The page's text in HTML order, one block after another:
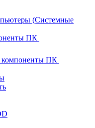
(Системные
ПК
ПК